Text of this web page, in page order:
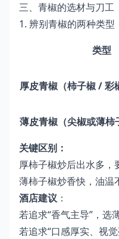
三、青椒的选材与刀工
1. 辨别青椒的两种类型
类型
厚皮青椒（柿子椒 / 彩
薄皮青椒（尖椒或薄柿
关键区别：
厚柿子椒炒后出水多，
薄柿子椒炒香快，油温
酒店建议 ：
若追求“香气主导”，选
若追求“口感厚实、视觉